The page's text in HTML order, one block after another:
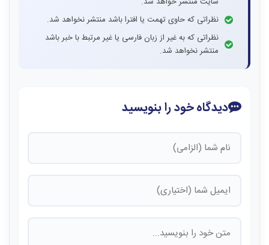
نظراتی که حاوی تهمت یا افترا باشد منتشر نخواهد شد.
نظراتی که به غیر از زبان فارسی یا غیر مرتبط با خبر باشد
منتشر نخواهد شد.
دیدگاه خود را بنویسید